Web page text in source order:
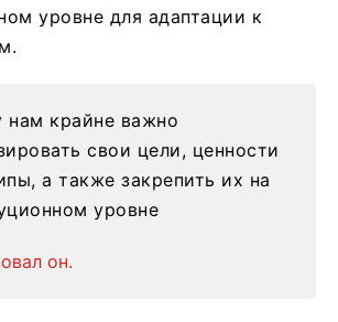
уровне для адаптации к
нам крайне важно
свои цели, ценности
а также закрепить их на
уровне
он.